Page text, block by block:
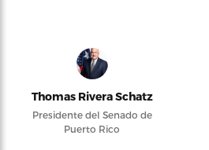
Thomas Rivera Schatz
Presidente del Senado de
Puerto Rico